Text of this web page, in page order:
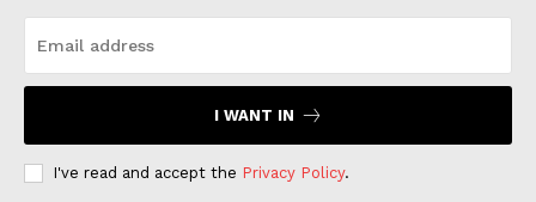
I WANT IN
I've read and accept the Privacy Policy.